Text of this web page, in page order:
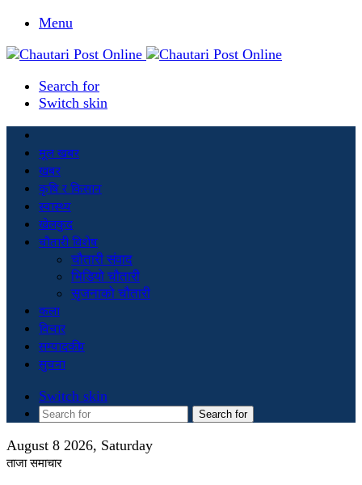
Menu
Search for
Switch skin
मूल खबर
खबर
कृषि र किसान
स्वास्थ्य
खेलकुद
चौतारी विशेष
चौतारी संवाद
भिडियो चौतारी
सृजनाको चौतारी
कला
विचार
सम्पादकीय
सुचना
Switch skin
Search for
August 8 2026, Saturday
ताजा समाचार